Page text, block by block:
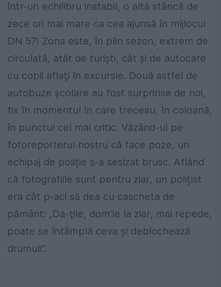
într-un echilibru instabil, o altă stâncă de
zece ori mai mare ca cea ajunsă în mijlocul
DN 57! Zona este, în plin sezon, extrem de
circulată, atât de turiști, cât și de autocare
cu copii aflaţi în excursie. Două astfel de
autobuze școlare au fost surprinse de noi,
fix în momentul în care treceau, în coloană,
în punctul cel mai critic. Văzând-ul pe
fotoreporterul nostru că face poze, un
echipaj de poliție s-a sesizat brusc. Aflând
că fotografiile sunt pentru ziar, un polițist
era cât p-aci să dea cu cascheta de
pământ: „Da-ţile, dom’le la ziar, mai repede,
poate se întâmplă ceva și deblochează
drumul!”.